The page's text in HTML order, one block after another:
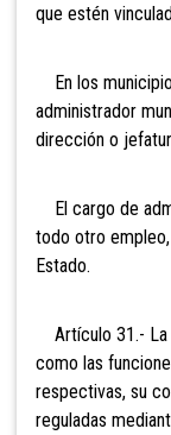
que estén
En los
administrador
dirección o
El cargo de
todo otro
Estado.
Artículo 31.- La
como las
respectivas, su
reguladas